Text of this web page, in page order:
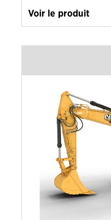
Voir le produit